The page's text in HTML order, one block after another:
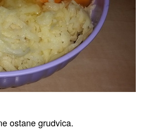
ostane grudvica.